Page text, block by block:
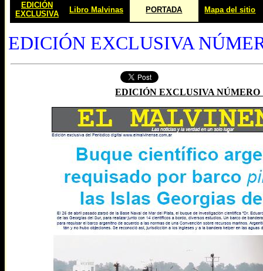
EDICIÓN
EXCLUSIVA
Libro Malvinas PORTADA Mapa del sitio
EDICIÓN EXCLUSIVA
EDICIÓN EXCLUSIVA NÚMERO